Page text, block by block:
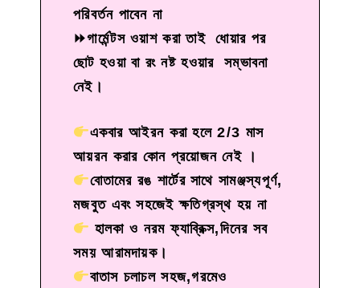
পরিবর্তন পাবেন না
⏩গার্মেন্টস ওয়াশ করা তাই ধোয়ার পর
ছোট হওয়া বা রং নষ্ট হওয়ার সম্ভাবনা
নেই।
একবার আইরন করা হলে 2/3 মাস
আয়রন করার কোন প্রয়োজন নেই ।
বোতামের রঙ শার্টের সাথে সামঞ্জস্যপূর্ণ,
মজবুত এবং সহজেই ক্ষতিগ্রস্থ হয় না
হালকা ও নরম ফ্যাব্রিক্স,দিনের সব
সময় আরামদায়ক।
বাতাস চলাচল সহজ,গরমেও